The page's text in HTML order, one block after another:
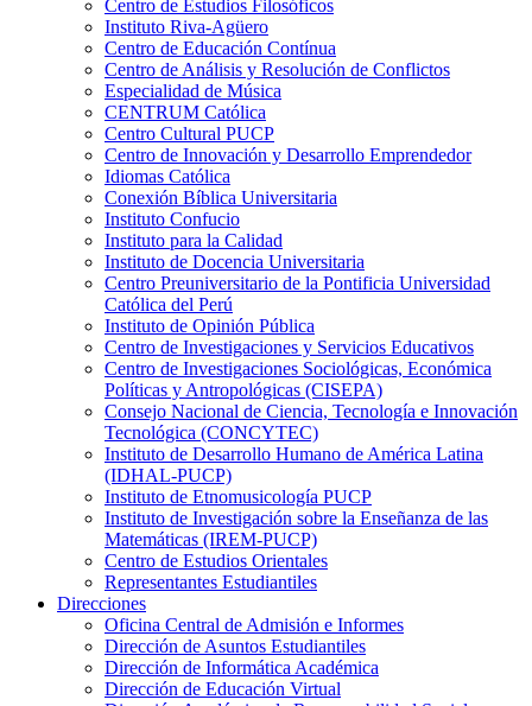
Centro de Estudios Filosóficos
Instituto Riva-Agüero
Centro de Educación Contínua
Centro de Análisis y Resolución de Conflictos
Especialidad de Música
CENTRUM Católica
Centro Cultural PUCP
Centro de Innovación y Desarrollo Emprendedor
Idiomas Católica
Conexión Bíblica Universitaria
Instituto Confucio
Instituto para la Calidad
Instituto de Docencia Universitaria
Centro Preuniversitario de la Pontificia Universidad
Católica del Perú
Instituto de Opinión Pública
Centro de Investigaciones y Servicios Educativos
Centro de Investigaciones Sociológicas, Económica
Políticas y Antropológicas (CISEPA)
Consejo Nacional de Ciencia, Tecnología e Innovación
Tecnológica (CONCYTEC)
Instituto de Desarrollo Humano de América Latina
(IDHAL-PUCP)
Instituto de Etnomusicología PUCP
Instituto de Investigación sobre la Enseñanza de las
Matemáticas (IREM-PUCP)
Centro de Estudios Orientales
Representantes Estudiantiles
Direcciones
Oficina Central de Admisión e Informes
Dirección de Asuntos Estudiantiles
Dirección de Informática Académica
Dirección de Educación Virtual